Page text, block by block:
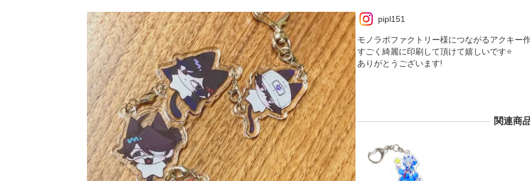
pipl151
モノラボファクトリー様につながるアクキー
すごく綺麗に印刷して頂けて嬉しいです⭐️
ありがとうございます!
関連商